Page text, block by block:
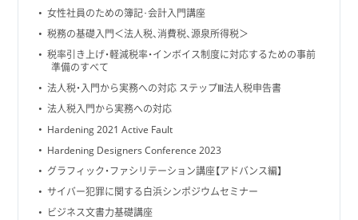
女性社員のための簿記･会計入門講座
税務の基礎入門＜法人税、消費税、源泉所得税＞
税率引き上げ・軽減税率・インボイス制度に対応するための事前
準備のすべて
法人税・入門から実務への対応 ステップⅢ法人税申告書
法人税入門から実務への対応
Hardening 2021 Active Fault
Hardening Designers Conference 2023
グラフィック・ファシリテーション講座【アドバンス編】
サイバー犯罪に関する白浜シンポジウムセミナー
ビジネス文書力基礎講座